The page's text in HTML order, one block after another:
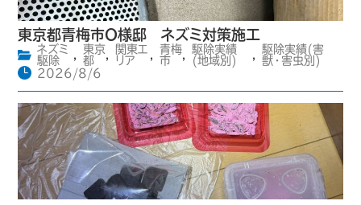
東京都青梅市O様邸 ネズミ対策施工
ネズミ
駆除
,
東京
都
,
関東エ
リア
,
青梅
市
,
駆除実績
(地域別)
,
駆除実績(害
獣・害虫別)
2026/8/6